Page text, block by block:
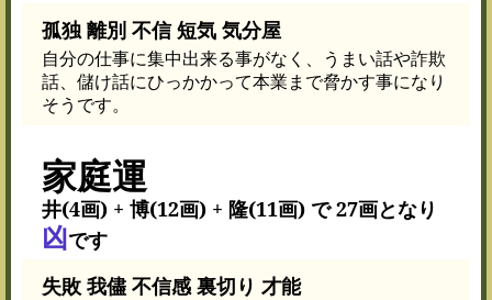
孤独 離別 不信 短気 気分屋
自分の仕事に集中出来る事がなく、うまい話や詐欺
話、儲け話にひっかかって本業まで脅かす事になり
そうです。
家庭運
井(4画) + 博(12画) + 隆(11画) で 27画となり
凶です
失敗 我儘 不信感 裏切り 才能